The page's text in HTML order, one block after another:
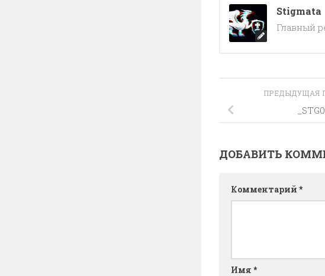
Stigmata
Главный
ПРЕДЫДУЩАЯ
ДОБАВИТЬ
Комментарий *
Имя *